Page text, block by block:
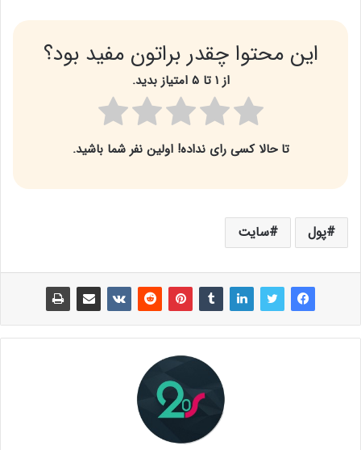
این محتوا چقدر براتون مفید بود؟
از ۱ تا ۵ امتیاز بدید.
تا حالا کسی رای نداده! اولین نفر شما باشید.
پول سایت